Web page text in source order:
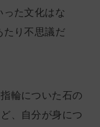
った文化はな
たり不思議だ
輪についた石の
、自分が身につ